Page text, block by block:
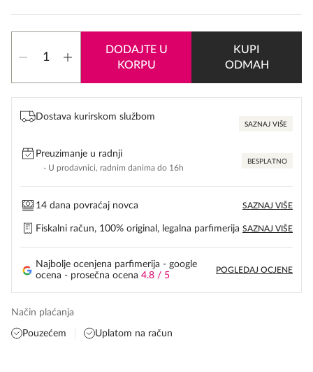
Dylan
količina
DODAJTE U
KORPU
KUPI
ODMAH
Dostava kurirskom službom
SAZNAJ VIŠE
Preuzimanje u radnji
- U prodavnici, radnim danima do 16h
BESPLATNO
14 dana povraćaj novca SAZNAJ VIŠE
Fiskalni račun, 100% original, legalna parfimerija SAZNAJ VIŠE
Najbolje ocenjena parfimerija - google
ocena - prosečna ocena 4.8 / 5
POGLEDAJ OCJENE
Način plaćanja
Pouzećem Uplatom na račun